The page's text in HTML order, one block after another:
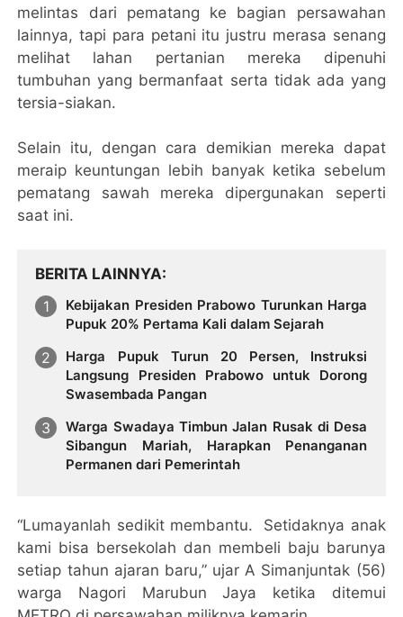
melintas dari pematang ke bagian persawahan
lainnya, tapi para petani itu justru merasa senang
melihat lahan pertanian mereka dipenuhi
tumbuhan yang bermanfaat serta tidak ada yang
tersia-siakan.
Selain itu, dengan cara demikian mereka dapat
meraip keuntungan lebih banyak ketika sebelum
pematang sawah mereka dipergunakan seperti
saat ini.
BERITA LAINNYA
Kebijakan Presiden Prabowo Turunkan Harga
Pupuk 20% Pertama Kali dalam Sejarah
Harga Pupuk Turun 20 Persen, Instruksi
Langsung Presiden Prabowo untuk Dorong
Swasembada Pangan
Warga Swadaya Timbun Jalan Rusak di Desa
Sibangun Mariah, Harapkan Penanganan
Permanen dari Pemerintah
“Lumayanlah sedikit membantu. Setidaknya anak
kami bisa bersekolah dan membeli baju barunya
setiap tahun ajaran baru,” ujar A Simanjuntak (56)
warga Nagori Marubun Jaya ketika ditemui